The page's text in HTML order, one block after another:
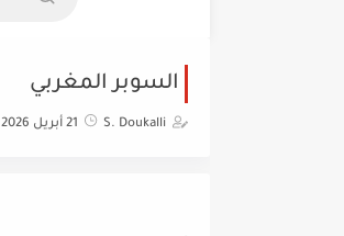
السوبر المغربي
S. Doukalli 21 أبريل 2026